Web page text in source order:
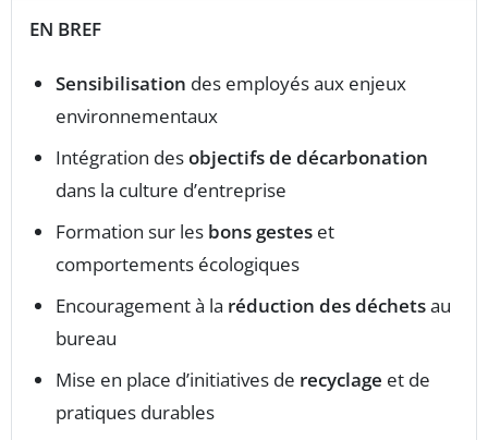
EN BREF
Sensibilisation des employés aux enjeux
environnementaux
Intégration desobjectifs de décarbonation
dans la culture d’entreprise
Formation sur les bons gestes et
comportements écologiques
Encouragement à la réduction des déchetsau
bureau
Mise en place d’initiatives de recyclage et de
pratiques durables